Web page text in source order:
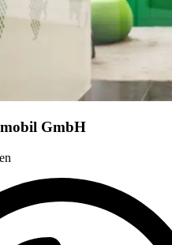
GmbH